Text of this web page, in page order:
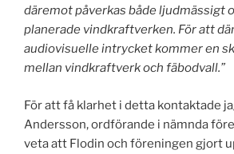
däremot påverkas både ljudmässigt
planerade vindkraftverken. För att
audiovisuelle intrycket kommer en
mellan vindkraftverk och fäbodvall.”
För att få klarhet i detta kontaktade
Andersson, ordförande i nämnda
veta att Flodin och föreningen gjort